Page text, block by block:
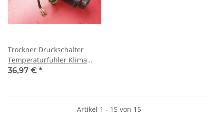
Trockner Druckschalter
Temperaturfühler Klima
Mercedes W126 SE SEL SEC
36,97 € *
Artikel 1 - 15 von 15